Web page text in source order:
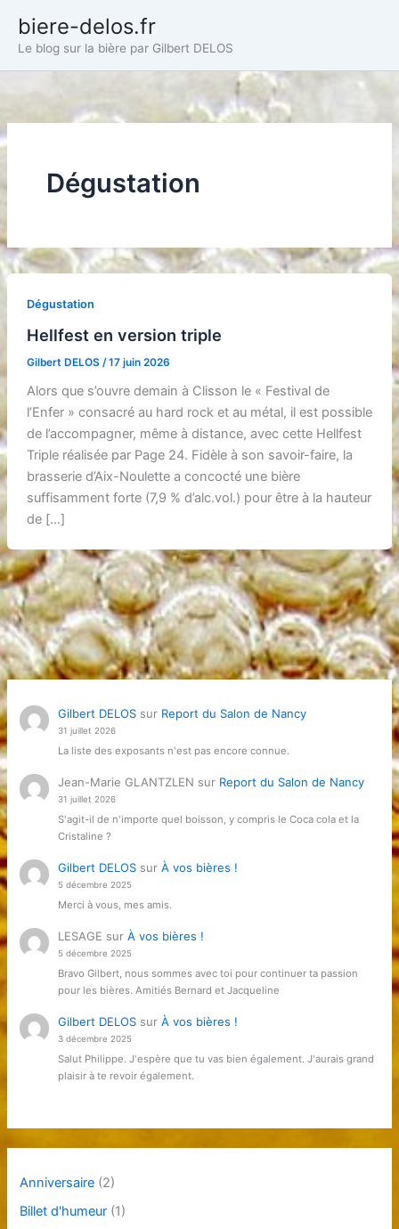
contenu
biere-delos.fr
Le blog sur la bière par Gilbert DELOS
Dégustation
Dégustation
Hellfest en version triple
Gilbert DELOS /17 juin 2026
Alors que s’ouvre demain à Clisson le « Festival de
l’Enfer » consacré au hard rock et au métal, il est possible
de l’accompagner, même à distance, avec cette Hellfest
Triple réalisée par Page 24. Fidèle à son savoir-faire, la
brasserie d’Aix-Noulette a concocté une bière
suffisamment forte (7,9 % d’alc.vol.) pour être à la hauteur
de […]
Gilbert DELOSsur Report du Salon de Nancy
31 juillet 2026
La liste des exposants n'est pas encore connue.
Jean-Marie GLANTZLEN sur Report du Salon de Nancy
31 juillet 2026
S'agit-il de n'importe quel boisson, y compris le Coca cola et la
Cristaline ?
Gilbert DELOSsur À vos bières !
5 décembre 2025
Merci à vous, mes amis.
LESAGE sur À vos bières !
5 décembre 2025
Bravo Gilbert, nous sommes avec toi pour continuer ta passion
pour les bières. Amitiés Bernard et Jacqueline
Gilbert DELOSsur À vos bières !
3 décembre 2025
Salut Philippe. J'espère que tu vas bien également. J'aurais grand
plaisir à te revoir également.
Anniversaire (2)
Billet d'humeur (1)